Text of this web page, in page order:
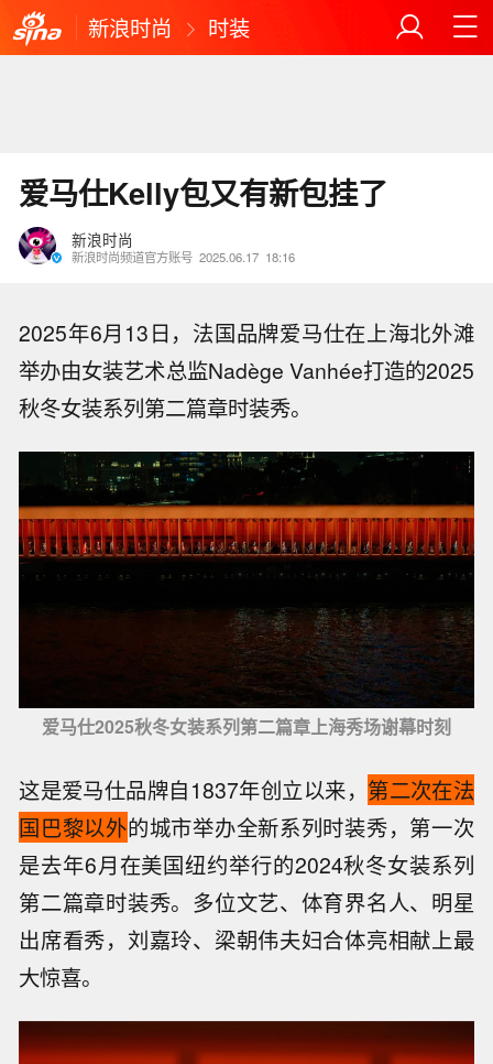
新浪时尚 时装
爱马仕Kelly包又有新包挂了
新浪时尚
新浪时尚频道官方账号 2025.06.17 18:16
2025年6月13日，法国品牌爱马仕在上海北外滩
举办由女装艺术总监Nadège Vanhée打造的2025
秋冬女装系列第二篇章时装秀。
爱马仕2025秋冬女装系列第二篇章上海秀场谢幕时刻
这是爱马仕品牌自1837年创立以来， 第二次在法
国巴黎以外的城市举办全新系列时装秀，第一次
是去年6月在美国纽约举行的2024秋冬女装系列
第二篇章时装秀。多位文艺、体育界名人、明星
出席看秀，刘嘉玲、梁朝伟夫妇合体亮相献上最
大惊喜。